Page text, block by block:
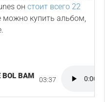
он стоит всего 22
можно купить альбом,
BOL BAM 03:37